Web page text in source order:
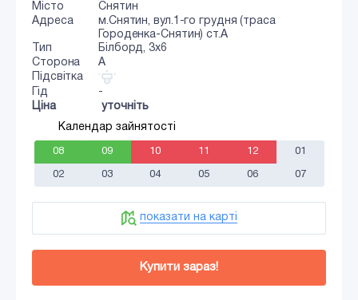
Місто
Снятин
Адреса
м.Снятин, вул.1-го грудня (траса
Городенка-Снятин) ст.А
Тип
Білборд, 3х6
Сторона
A
Підсвітка
Гід
-
Ціна
уточніть
Календар зайнятості
08 09 10 11 12 01
02 03 04 05 06 07
показати на карті
Купити зараз!